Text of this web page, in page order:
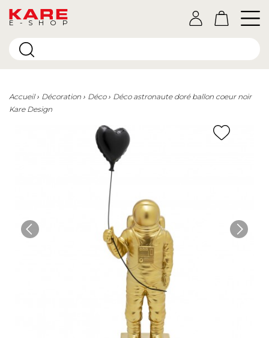
E-SHOP
Accueil Décoration Déco
Déco astronaute doré ballon coeur noir
Kare Design